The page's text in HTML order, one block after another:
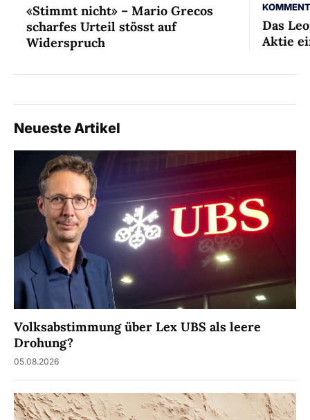
«Stimmt nicht» – Mario Grecos
scharfes Urteil stösst auf
Widerspruch
Das
Aktie
Neueste Artikel
Volksabstimmung über Lex UBS als leere
Drohung?
05.08.2026